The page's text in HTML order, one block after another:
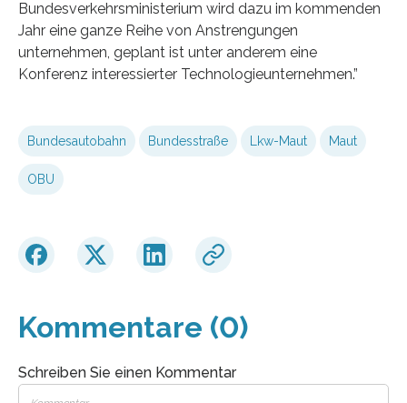
Bundesverkehrsministerium wird dazu im kommenden
Jahr eine ganze Reihe von Anstrengungen
unternehmen, geplant ist unter anderem eine
Konferenz interessierter Technologieunternehmen.”
Bundesautobahn Bundesstraße Lkw-Maut Maut
OBU
Kommentare (0)
Schreiben Sie einen Kommentar